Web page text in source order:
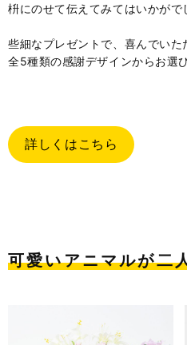
枡にのせて伝えてみてはいかがで
些細なプレゼントで、喜んでいた
全5種類の感謝デザインからお選
詳しくはこちら
可愛いアニマルが二